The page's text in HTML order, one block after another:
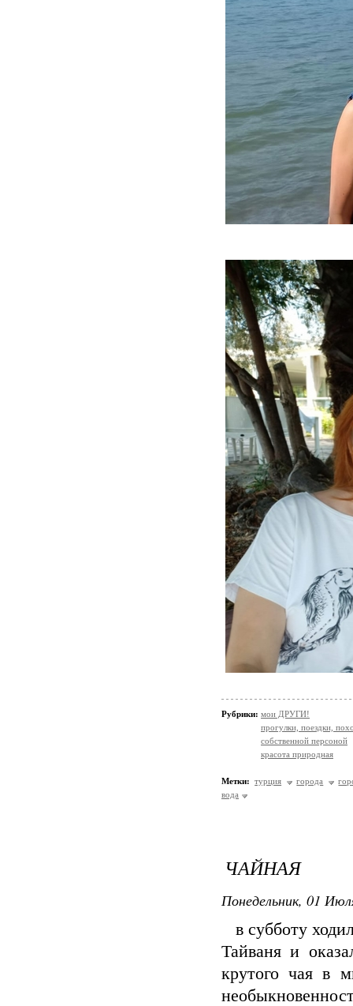
Рубрики: мои ДРУГИ!
прогулки, поездки,
собственной персоной
красота природная
Метки: турция города
вода
ЧАЙНАЯ
Понедельник, 01
в субботу
Тайваня и
крутого чая в